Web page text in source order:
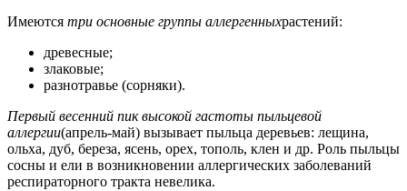
Имеются три основные группы аллергенныхрастений:
древесные;
злаковые;
разнотравье (сорняки).
Первый весенний пик высокой гастоты пыльцевой
аллергии(апрель-май) вызывает пыльца деревьев: лещина,
ольха, дуб, береза, ясень, орех, тополь, клен и др. Роль пыльцы
сосны и ели в возникновении аллергических заболеваний
респираторного тракта невелика.